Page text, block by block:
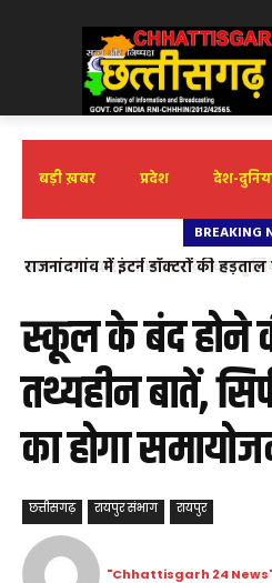
बड़ी ख़बर प्रदेश देश-
BREAKING
राजनांदगांव में इंटर्न डॉक्टरों की
स्कूल के बंद होने
तथ्यहीन बातें,
का होगा
छत्तीसगढ़ रायपुर संभाग रायपुर
"Chhattisgarh 24